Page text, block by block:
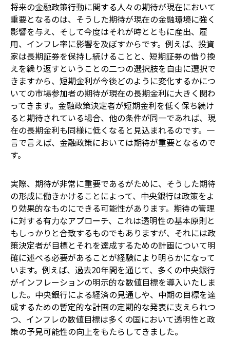
将来の金融政策行動に関する人々の期待が現在において
重要となるのは、そうした期待が現在の金融環境に強く
影響を与え、そして今度はそれが時とともに産出、雇
用、インフレ率に影響を及ぼすからです。例えば、投資
家は長期証券を保持し続けることと、短期証券の借り換
えを繰り返すということの二つの選択肢を自由に選択で
きますから、短期金利が今後どのように変化するかにつ
いての市場参加者の期待が現在の長期金利に大きく関わ
ってきます。金融政策決定者が短期金利を低く保ち続け
ると期待されている場合、他の条件が同一であれば、現
在の長期金利も同様に低くなると見込まれるのです。一
言で言えば、金融政策においては期待が重要となるので
す。
実際、期待が非常に重要であるがために、そうした期待
の形成に働きかけることによって、中央銀行は政策をよ
り効果的なものにできる可能性があります。期待の管理
に対する有力なアプローチ、これは透明性の基本原則と
もしっかりと合致するものでもありますが、それには政
策決定者が目標とそれを達成するための計画について明
確に述べる必要があることが経験により明らかになって
います。例えば、過去20年間を通じて、多くの中央銀行
がインフレーションの明示的な数値目標を導入いたしま
した。中央銀行による経済の見通しや、中期の目標を達
成するための暫定的な計画の定期的な発表に支えられつ
つ、インフレの数値目標は多くの国において透明性と政
策の予見可能性の向上をもたらしてきました。